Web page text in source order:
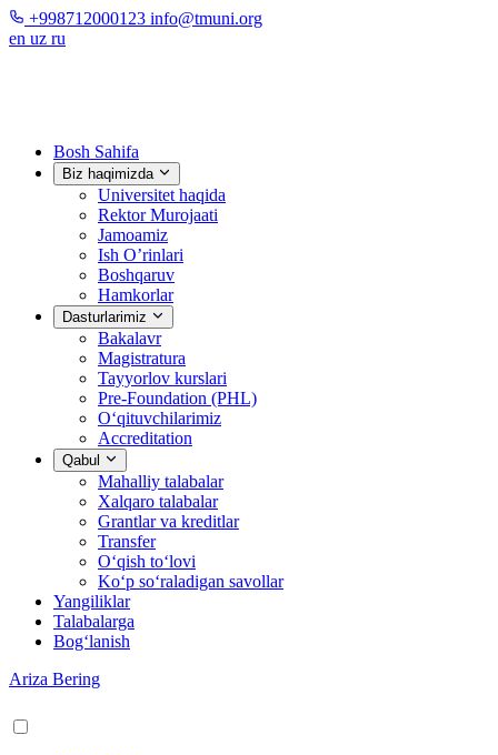
+998712000123 info@tmuni.org
en uz ru
Bosh Sahifa
Biz haqimizda
Universitet haqida
Rektor Murojaati
Jamoamiz
Ish O’rinlari
Boshqaruv
Hamkorlar
Dasturlarimiz
Bakalavr
Magistratura
Tayyorlov kurslari
Pre-Foundation (PHL)
O‘qituvchilarimiz
Accreditation
Qabul
Mahalliy talabalar
Xalqaro talabalar
Grantlar va kreditlar
Transfer
O‘qish to‘lovi
Ko‘p so‘raladigan savollar
Yangiliklar
Talabalarga
Bog‘lanish
Ariza Bering